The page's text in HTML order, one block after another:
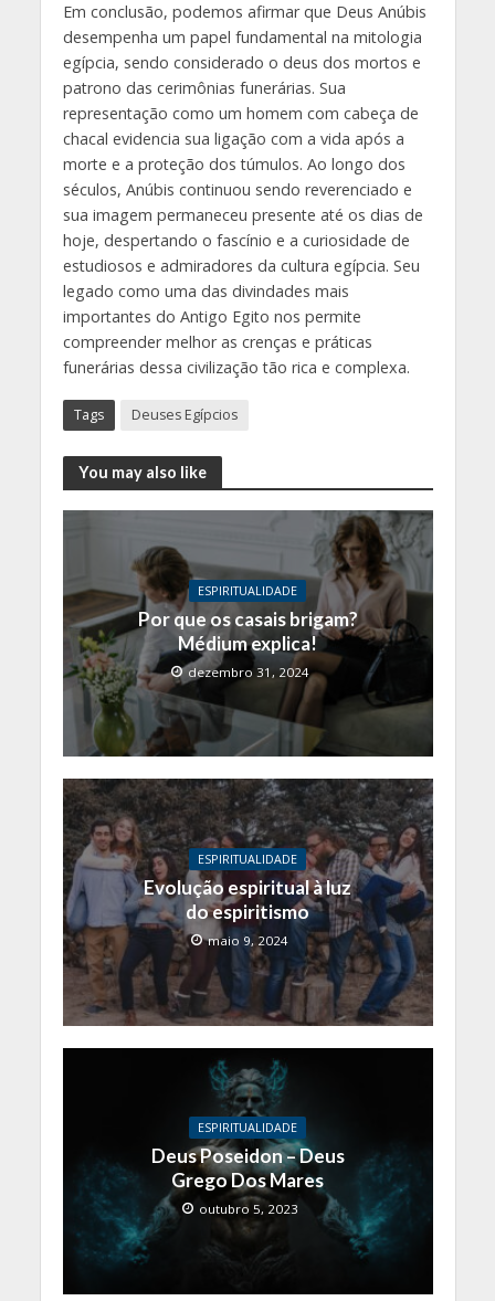
Em conclusão, podemos afirmar que Deus Anúbis
desempenha um papel fundamental na mitologia
egípcia, sendo considerado o deus dos mortos e
patrono das cerimônias funerárias. Sua
representação como um homem com cabeça de
chacal evidencia sua ligação com a vida após a
morte e a proteção dos túmulos. Ao longo dos
séculos, Anúbis continuou sendo reverenciado e
sua imagem permaneceu presente até os dias de
hoje, despertando o fascínio e a curiosidade de
estudiosos e admiradores da cultura egípcia. Seu
legado como uma das divindades mais
importantes do Antigo Egito nos permite
compreender melhor as crenças e práticas
funerárias dessa civilização tão rica e complexa.
Tags Deuses Egípcios
You may also like
ESPIRITUALIDADE
Por que os casais brigam?
Médium explica!
dezembro 31, 2024
ESPIRITUALIDADE
Evolução espiritual à luz
do espiritismo
maio 9, 2024
ESPIRITUALIDADE
Deus Poseidon – Deus
Grego Dos Mares
outubro 5, 2023